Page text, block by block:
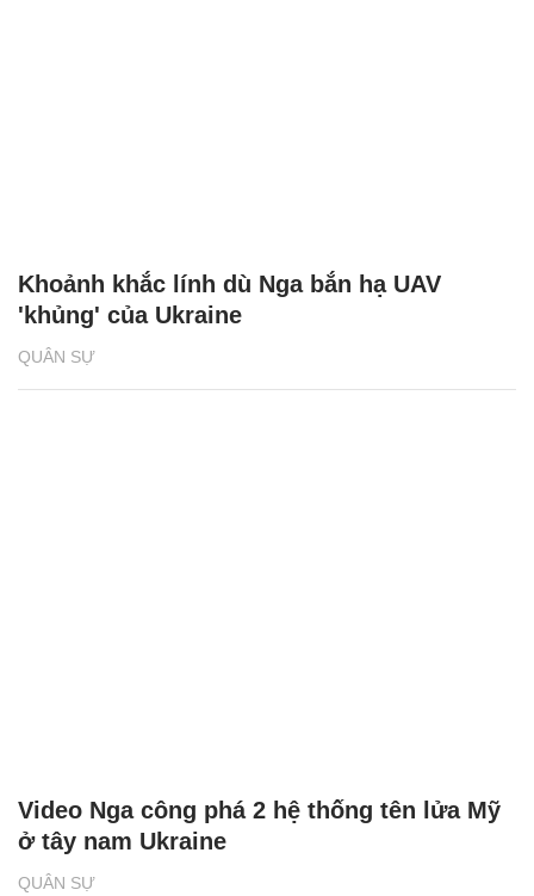
QUÂN SỰ
Khoảnh khắc lính dù Nga bắn hạ UAV
'khủng' của Ukraine
QUÂN SỰ
Video Nga công phá 2 hệ thống tên lửa Mỹ
ở tây nam Ukraine